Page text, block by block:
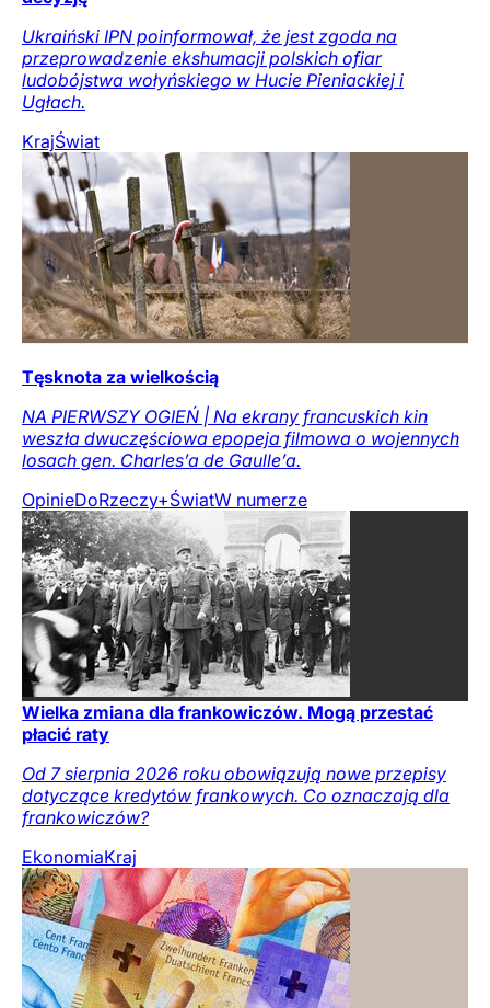
Ukraiński IPN poinformował, że jest zgoda na
przeprowadzenie ekshumacji polskich ofiar
ludobójstwa wołyńskiego w Hucie Pieniackiej i
Ugłach.
KrajŚwiat
Tęsknota za wielkością
NA PIERWSZY OGIEŃ | Na ekrany francuskich kin
weszła dwuczęściowa epopeja filmowa o wojennych
losach gen. Charles’a de Gaulle’a.
OpinieDoRzeczy+ŚwiatW numerze
Wielka zmiana dla frankowiczów. Mogą przestać
płacić raty
Od 7 sierpnia 2026 roku obowiązują nowe przepisy
dotyczące kredytów frankowych. Co oznaczają dla
frankowiczów?
EkonomiaKraj